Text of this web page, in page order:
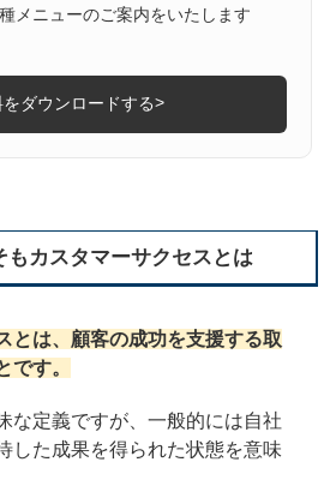
メニューのご案内をいたします
をダウンロードする>
もカスタマーサクセスとは
とは、顧客の成功を支援する取
です。
な定義ですが、一般的には自社
した成果を得られた状態を意味